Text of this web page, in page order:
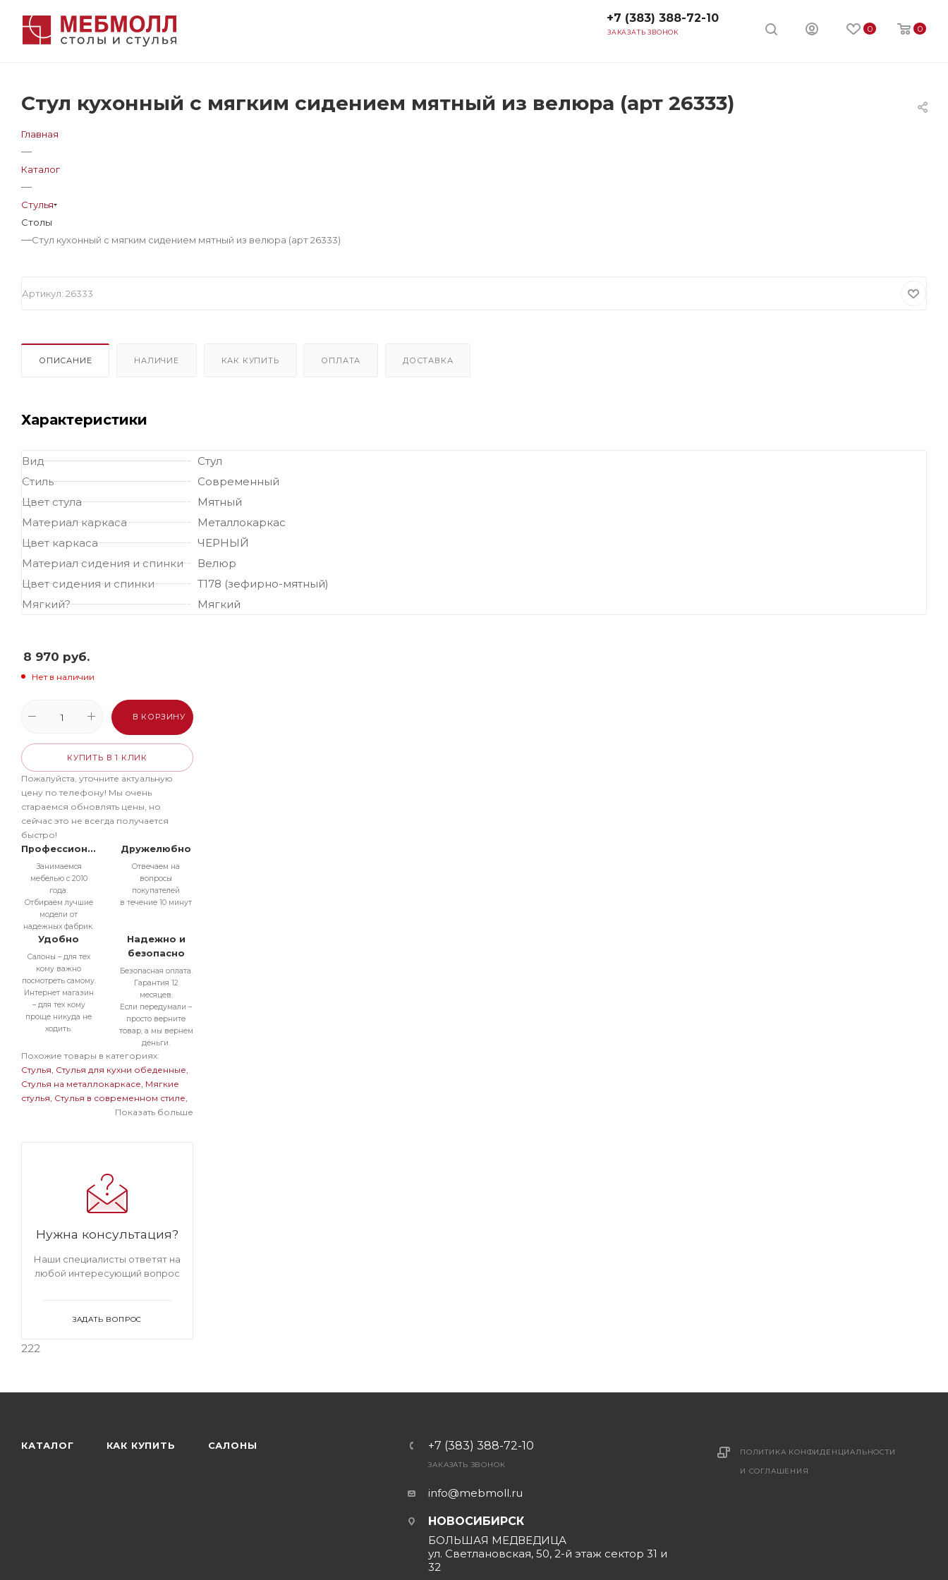
0 0
+7 (383) 388-72-10
ЗАКАЗАТЬ ЗВОНОК
Стул кухонный с мягким сидением мятный из велюра (арт 26333)
Главная
—
Каталог
—
Стулья
Столы
—Стул кухонный с мягким сидением мятный из велюра (арт 26333)
Артикул: 26333
ОПИСАНИЕ НАЛИЧИЕ КАК КУПИТЬ ОПЛАТА ДОСТАВКА
Характеристики
Вид
Стул
Стиль
Современный
Цвет стула
Мятный
Материал каркаса
Металлокаркас
Цвет каркаса
ЧЕРНЫЙ
Материал сидения и спинки
Велюр
Цвет сидения и спинки
Т178 (зефирно-мятный)
Мягкий?
Мягкий
8 970 руб.
Нет в наличии
В КОРЗИНУ
КУПИТЬ В 1 КЛИК
Пожалуйста, уточните актуальную
цену по телефону! Мы очень
стараемся обновлять цены, но
сейчас это не всегда получается
быстро!
Профессионально
Занимаемся
мебелью с 2010
года.
Отбираем лучшие
модели от
надежных фабрик.
Дружелюбно
Отвечаем на
вопросы
покупателей
в течение 10 минут
Удобно
Салоны – для тех
кому важно
посмотреть самому.
Интернет магазин
– для тех кому
проще никуда не
ходить.
Надежно и
безопасно
Безопасная оплата.
Гарантия 12
месяцев.
Если передумали –
просто верните
товар, а мы вернем
деньги.
Похожие товары в категориях:
Стулья Стулья для кухни обеденные
Стулья на металлокаркасе Мягкие
стулья Стулья в современном стиле
Стулья бархатные с обивкой из
обивкой из велюра на
металлокаркасе Мягкие стулья
Мягкие стулья
цветов велюровые
Показать больше
Нужна консультация?
Наши специалисты ответят на
любой интересующий вопрос
ЗАДАТЬ ВОПРОС
222
КАТАЛОГ КАК КУПИТЬ САЛОНЫ +7 (383) 388-72-10
ЗАКАЗАТЬ ЗВОНОК
info@mebmoll.ru
НОВОСИБИРСК
БОЛЬШАЯ МЕДВЕДИЦА
ул. Светлановская, 50, 2-й этаж сектор 31 и
32
ПОЛИТИКА КОНФИДЕНЦИАЛЬНОСТИ
И СОГЛАШЕНИЯ